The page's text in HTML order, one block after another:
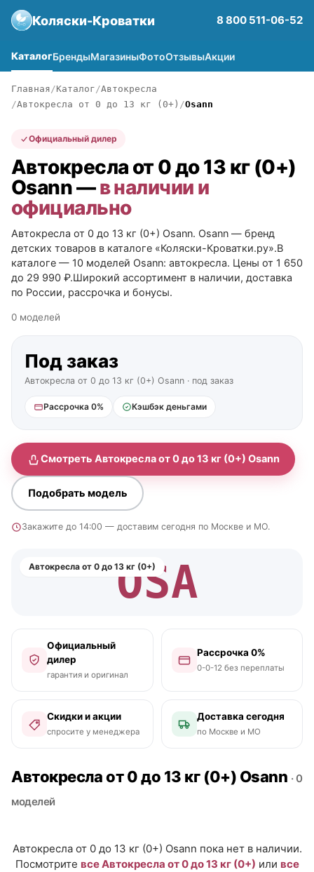
Коляски-Кроватки 8 800 511-06-52
КаталогБрендыМагазиныФотоОтзывыАкции
Главная Каталог Автокресла
Автокресла от 0 до 13 кг (0+)
Osann
Официальный дилер
Автокресла от 0 до 13 кг (0+)
Osann —в наличии и
официально
Автокресла от 0 до 13 кг (0+) Osann. Osann — бренд
детских товаров в каталоге «Коляски-Кроватки.ру».В
каталоге — 10 моделей Osann: автокресла. Цены от 1 650
до 29 990 ₽.Широкий ассортимент в наличии, доставка
по России, рассрочка и бонусы.
0 моделей
Под заказ
Автокресла от 0 до 13 кг (0+) Osann · под заказ
Рассрочка 0% Кэшбэк деньгами
Смотреть Автокресла от 0 до 13 кг (0+) Osann
Подобрать модель
Закажите до 14:00 — доставим сегодня по Москве и МО.
Автокресла от 0 до 13 кг (0+)OSA
Официальный
дилер
гарантия и оригинал
Рассрочка 0%
0-0-12 без переплаты
Скидки и акции
спросите у менеджера
Доставка сегодня
по Москве и МО
Автокресла от 0 до 13 кг (0+) Osann · 0
моделей
Автокресла от 0 до 13 кг (0+) Osann пока нет в наличии.
Посмотрите все Автокресла от 0 до 13 кг (0+) или все